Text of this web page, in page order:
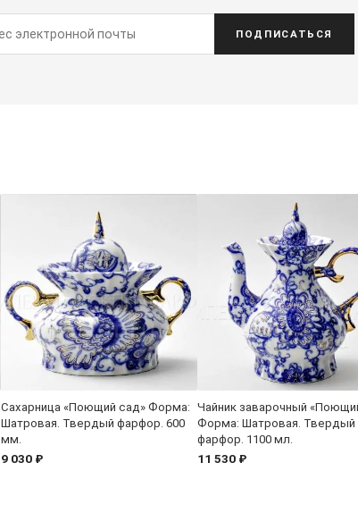
ПОДПИСАТЬСЯ
Сахарница «Поющий сад» Форма:
Шатровая. Твердый фарфор. 600
мм.
9 030 ₽
Чайник заварочный
Форма: Шатровая. Твердый
фарфор. 1100 мл.
11 530 ₽